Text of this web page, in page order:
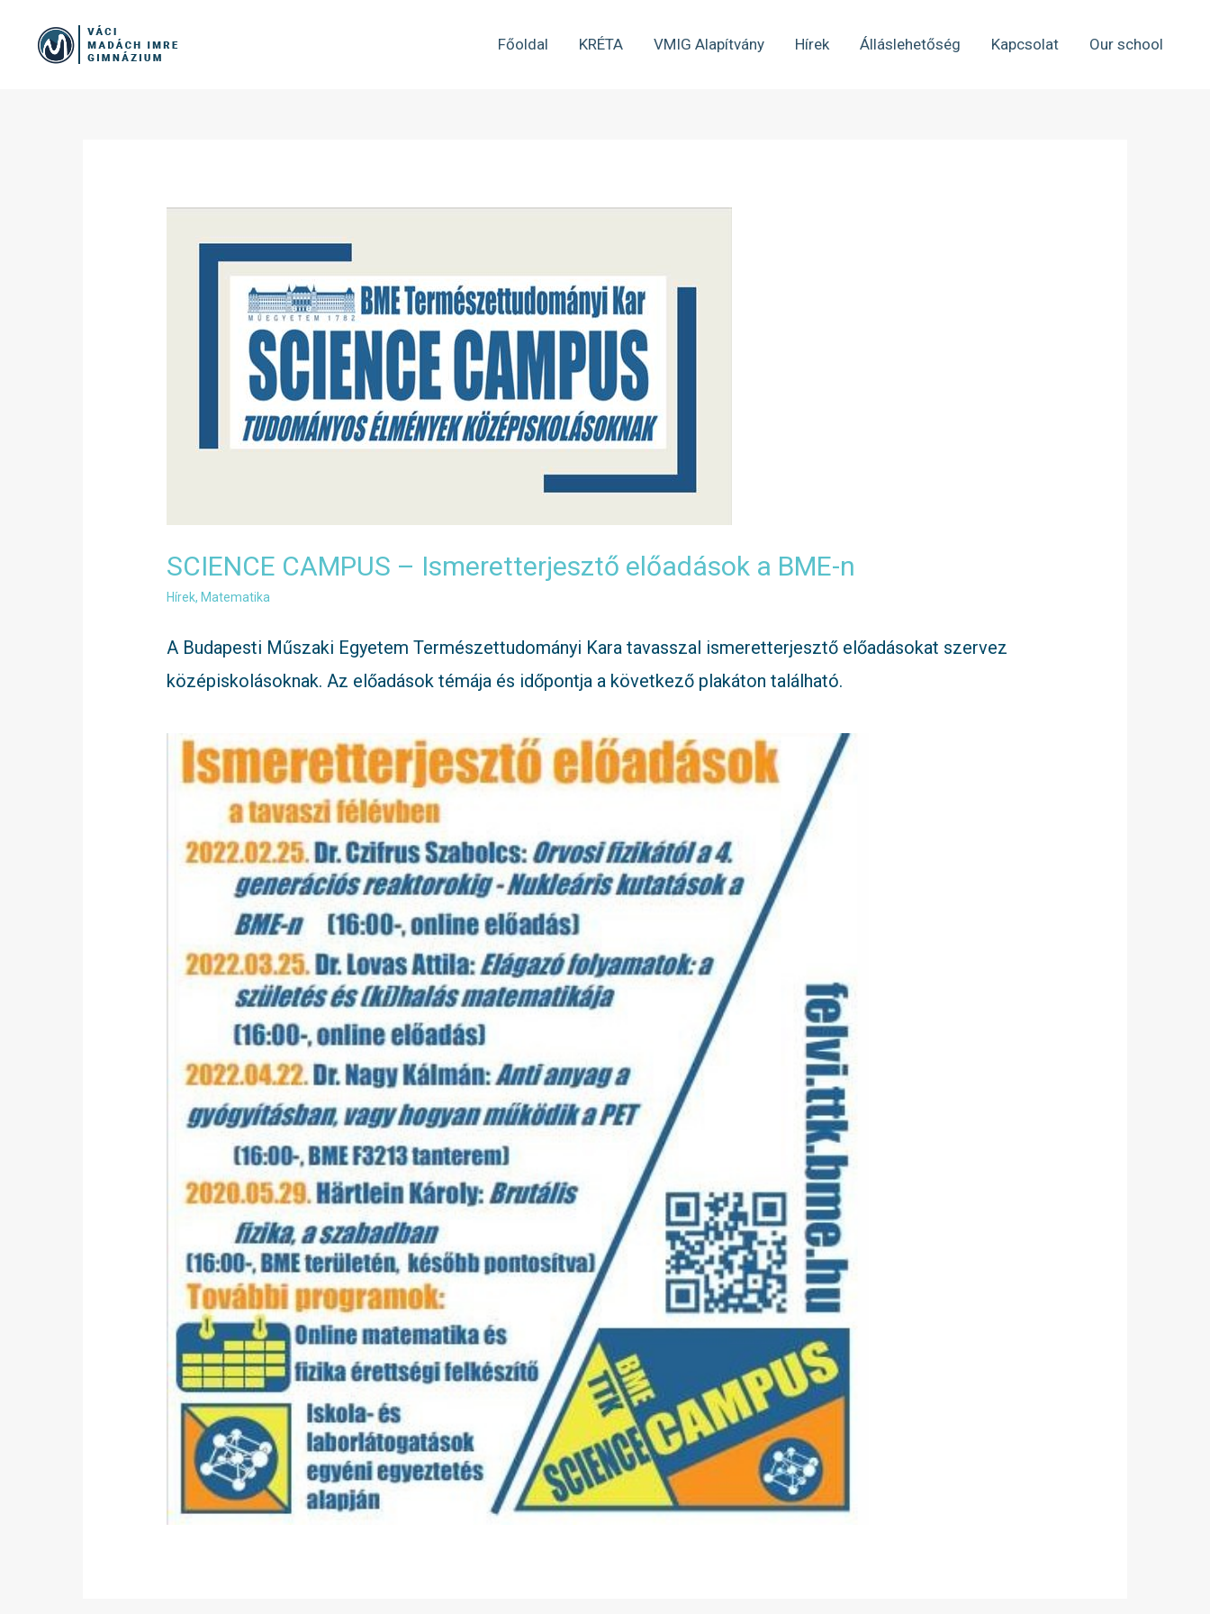
Főoldal KRÉTA VMIG Alapítvány Hírek Álláslehetőség Kapcsolat Our school
SCIENCE CAMPUS – Ismeretterjesztő előadások a BME-n
Hírek, Matematika
A Budapesti Műszaki Egyetem Természettudományi Kara tavasszal ismeretterjesztő előadásokat szervez
középiskolásoknak. Az előadások témája és időpontja a következő plakáton található.